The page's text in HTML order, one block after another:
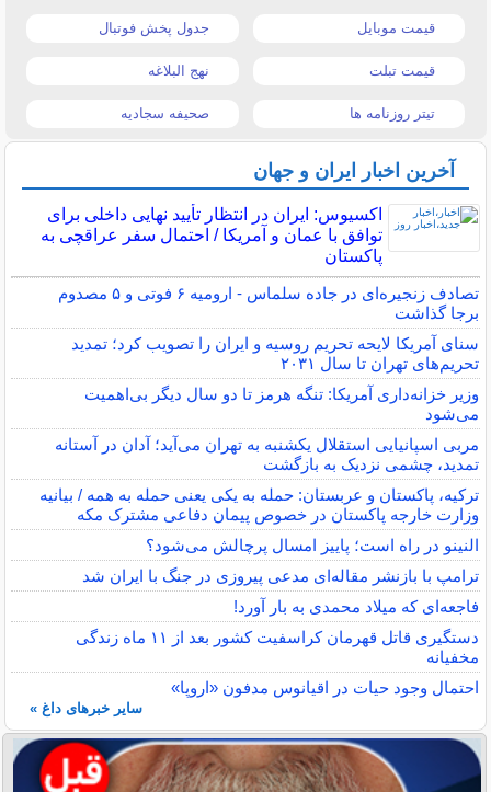
قیمت موبایل جدول پخش فوتبال
قیمت تبلت نهج البلاغه
تیتر روزنامه ها صحیفه سجادیه
آخرین اخبار ایران و جهان
اکسیوس: ایران در انتظار تأیید نهایی داخلی برای
توافق با عمان و آمریکا / احتمال سفر عراقچی به
پاکستان
تصادف زنجیره‌ای در جاده سلماس - ارومیه ۶ فوتی و ۵ مصدوم
برجا گذاشت
سنای آمریکا لایحه تحریم روسیه و ایران را تصویب کرد؛ تمدید
تحریم‌های تهران تا سال ۲۰۳۱
وزیر خزانه‌داری آمریکا: تنگه هرمز تا دو سال دیگر بی‌اهمیت
می‌شود
مربی اسپانیایی استقلال یکشنبه به تهران می‌آید؛ آدان در آستانه
تمدید، چشمی نزدیک به بازگشت
ترکیه، پاکستان و عربستان: حمله به یکی یعنی حمله به همه / بیانیه
وزارت خارجه پاکستان در خصوص پیمان دفاعی مشترک مکه
النینو در راه است؛ پاییز امسال پرچالش می‌شود؟
ترامپ با بازنشر مقاله‌ای مدعی پیروزی در جنگ با ایران شد
فاجعه‌ای که میلاد محمدی به بار آورد!
دستگیری قاتل قهرمان کراسفیت کشور بعد از ۱۱ ماه زندگی
مخفیانه
احتمال وجود حیات در اقیانوس مدفون «اروپا»
سایر خبرهای داغ »